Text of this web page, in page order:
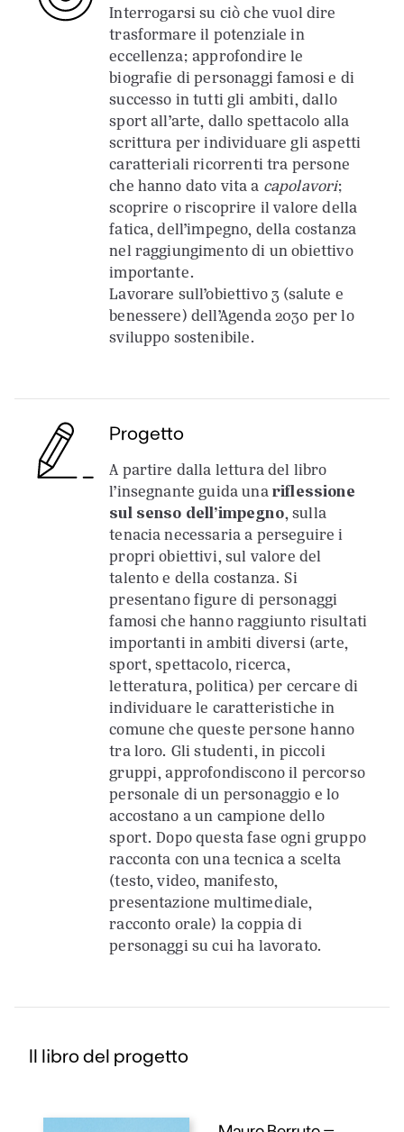
Interrogarsi su ciò che vuol dire
trasformare il potenziale in
eccellenza; approfondire le
biografie di personaggi famosi e di
successo in tutti gli ambiti, dallo
sport all’arte, dallo spettacolo alla
scrittura per individuare gli aspetti
caratteriali ricorrenti tra persone
che hanno dato vita a capolavori;
scoprire o riscoprire il valore della
fatica, dell’impegno, della costanza
nel raggiungimento di un obiettivo
importante.
Lavorare sull’obiettivo 3 (salute e
benessere) dell’Agenda 2030 per lo
sviluppo sostenibile.
Progetto
A partire dalla lettura del libro
l’insegnante guida unariflessione
sul senso dell’impegno, sulla
tenacia necessaria a perseguire i
propri obiettivi, sul valore del
talento e della costanza. Si
presentano figure di personaggi
famosi che hanno raggiunto risultati
importanti in ambiti diversi (arte,
sport, spettacolo, ricerca,
letteratura, politica) per cercare di
individuare le caratteristiche in
comune che queste persone hanno
tra loro. Gli studenti, in piccoli
gruppi, approfondiscono il percorso
personale di un personaggio e lo
accostano a un campione dello
sport. Dopo questa fase ogni gruppo
racconta con una tecnica a scelta
(testo, video, manifesto,
presentazione multimediale,
racconto orale) la coppia di
personaggi su cui ha lavorato.
Il libro del progetto